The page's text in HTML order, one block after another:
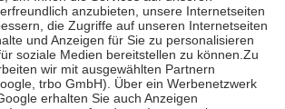
zu entrichten.
grundsätzlich auch für Online-Apotheken.
Krankenpflege beträgt die
der Kosten sowie zehn Euro je
der Versicherten für ihre eigene Gesundheit zu